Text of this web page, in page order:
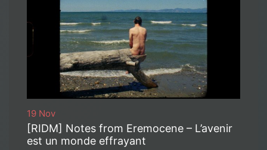
19 Nov
[RIDM] Notes from Eremocene – L’avenir
est un monde effrayant